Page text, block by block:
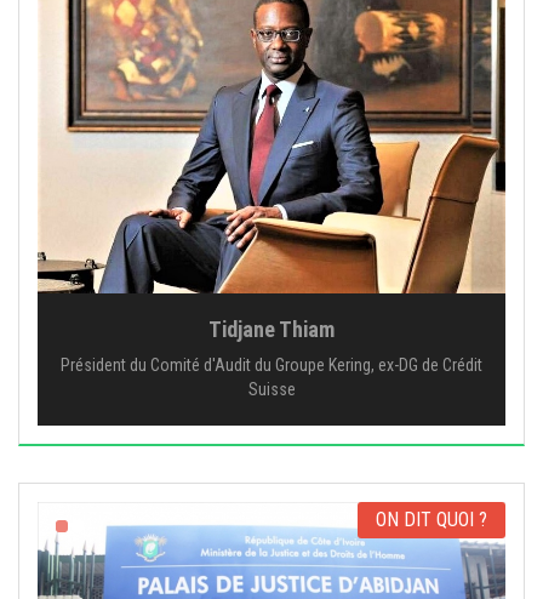
Tidjane Thiam
Président du Comité d'Audit du Groupe Kering, ex-DG de Crédit
Suisse
ON DIT QUOI ?